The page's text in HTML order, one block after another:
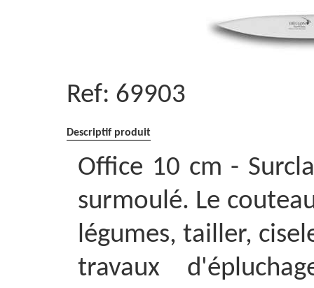
Ref: 69903
Descriptif produit
Office 10 cm -
surmoulé. Le
légumes, tailler,
travaux